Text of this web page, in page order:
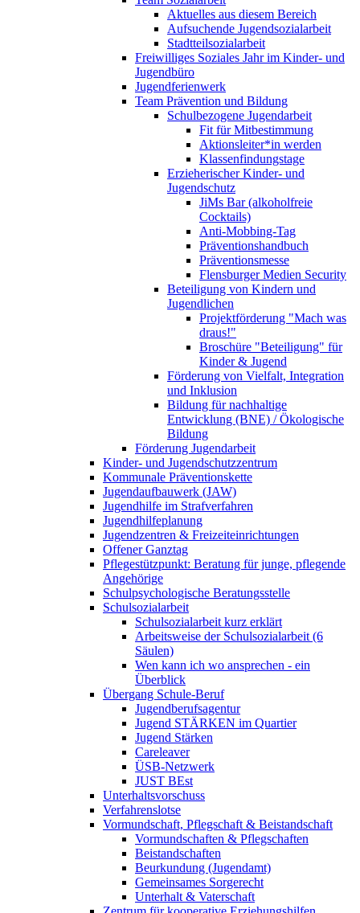
Aktuelles aus diesem Bereich
Aufsuchende Jugendsozialarbeit
Stadtteilsozialarbeit
Freiwilliges Soziales Jahr im Kinder- und
Jugendbüro
Jugendferienwerk
Team Prävention und Bildung
Schulbezogene Jugendarbeit
Fit für Mitbestimmung
Aktionsleiter*in werden
Klassenfindungstage
Erzieherischer Kinder- und
Jugendschutz
JiMs Bar (alkoholfreie
Cocktails)
Anti-Mobbing-Tag
Präventionshandbuch
Präventionsmesse
Flensburger Medien Security
Beteiligung von Kindern und
Jugendlichen
Projektförderung "Mach was
draus!"
Broschüre "Beteiligung" für
Kinder & Jugend
Förderung von Vielfalt, Integration
und Inklusion
Bildung für nachhaltige
Entwicklung (BNE) / Ökologische
Bildung
Förderung Jugendarbeit
Kinder- und Jugendschutzzentrum
Kommunale Präventionskette
Jugendaufbauwerk (JAW)
Jugendhilfe im Strafverfahren
Jugendhilfeplanung
Jugendzentren & Freizeiteinrichtungen
Offener Ganztag
Pflegestützpunkt: Beratung für junge, pflegende
Angehörige
Schulpsychologische Beratungsstelle
Schulsozialarbeit
Schulsozialarbeit kurz erklärt
Arbeitsweise der Schulsozialarbeit (6
Säulen)
Wen kann ich wo ansprechen - ein
Überblick
Übergang Schule-Beruf
Jugendberufsagentur
Jugend STÄRKEN im Quartier
Jugend Stärken
Careleaver
ÜSB-Netzwerk
JUST BEst
Unterhaltsvorschuss
Verfahrenslotse
Vormundschaft, Pflegschaft & Beistandschaft
Vormundschaften & Pflegschaften
Beistandschaften
Beurkundung (Jugendamt)
Gemeinsames Sorgerecht
Unterhalt & Vaterschaft